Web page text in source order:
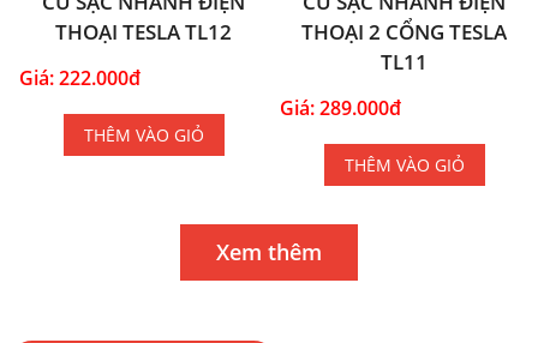
THOẠI TESLA TL12
Giá: 222.000đ
THÊM VÀO GIỎ
THOẠI 2 CỔNG TESLA
TL11
Giá: 289.000đ
THÊM VÀO GIỎ
Xem thêm